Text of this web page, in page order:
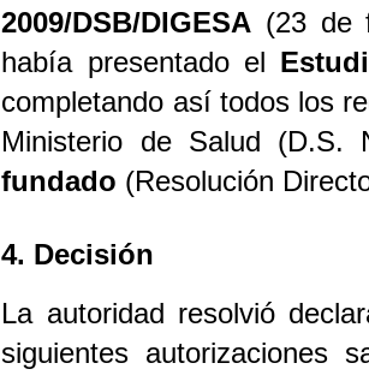
2009/DSB/DIGESA (23 de
había presentado el
completando así todos los
Ministerio de Salud (D.S.
fundado (Resolución
4. Decisión
La autoridad resolvió
siguientes autorizaciones